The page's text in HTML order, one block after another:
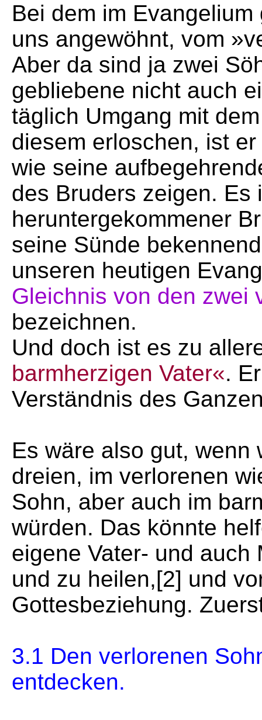
Bei dem im
uns angewöhnt, vom
Aber da sind ja zwei
gebliebene nicht auch
täglich Umgang mit
diesem erloschen, ist
wie seine
des Bruders zeigen. Es
heruntergekommener
seine Sünde
unseren heutigen
Gleichnis von den zwei
bezeichnen.
Und doch ist es zu
barmherzigen Vater«.
Verständnis des
Es wäre also gut, wenn
dreien, im verlorenen
Sohn, aber auch im
würden. Das könnte
eigene Vater- und
und zu heilen,[2] und
Gottesbeziehung.
3.1 Den verlorenen
entdecken.